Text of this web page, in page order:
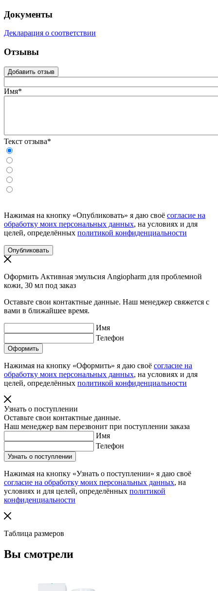
Документы
Декларация о соответствии
Отзывы
Добавить отзыв
Имя*
Текст отзыва*
Нажимая на кнопку «Опубликовать» я даю своё согласие на
обработку моих персональных данных, на условиях и для
целей, определённых политикой конфиденциальности
Оформить Активная эмульсия Angiopharm для проблемной
кожи, 30 мл под заказ
Оставьте свои контактные данные. Наш менеджер свяжется с
вами в ближайшее время.
Имя
Телефон
Нажимая на кнопку «Оформить» я даю своё согласие на
обработку моих персональных данных, на условиях и для
целей, определённых политикой конфиденциальности
Узнать о поступлении
Оставьте свои контактные данные.
Наш менеджер вам перезвонит при поступлении заказа
Имя
Телефон
Нажимая на кнопку «Узнать о поступлении» я даю своё
согласие на обработку моих персональных данных, на
условиях и для целей, определённых политикой
конфиденциальности
Таблица размеров
Вы смотрели